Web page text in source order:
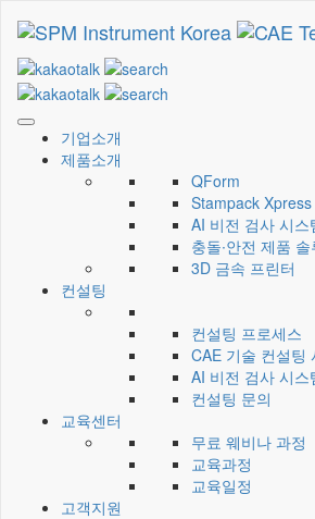
CAE Technology
씨에이이테크놀러지
기업소개
제품소개
QForm
Stampack Xpress
AI 비전 검사 시스
충돌∙안전 제품 솔
3D 금속 프린터
컨설팅
컨설팅 프로세스
CAE 기술 컨설팅
AI 비전 검사 시스
컨설팅 문의
교육센터
무료 웨비나 과정
교육과정
교육일정
고객지원